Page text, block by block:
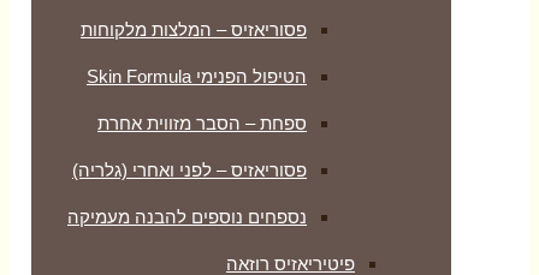
פסוריאזיס – המלצות מלקוחות
הטיפול הפנימי Skin Formula
ספחת – הסבר מזווית אחרת
פסוריאזיס – לפני ואחרי (גלריה)
נספחים נוספים להבנה מעמיקה
פיטיריאזיס רוזאה